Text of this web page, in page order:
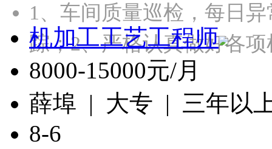
1、车间质量巡检，每日
踪；2、严格认真做好各
机加工工艺工程师
8000-15000元/月
薛埠 | 大专 | 三年以
8-6